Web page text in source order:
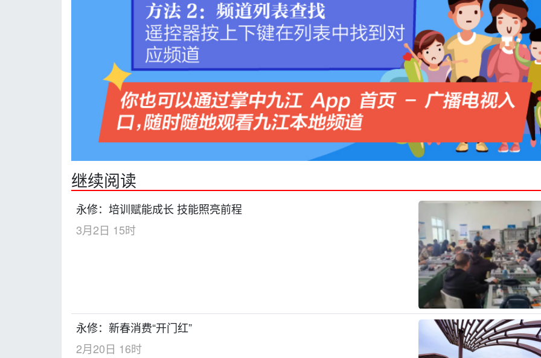
继续阅读
永修：培训赋能成长 技能照亮前程
3月2日 15时
永修：新春消费“开门红”
2月20日 16时